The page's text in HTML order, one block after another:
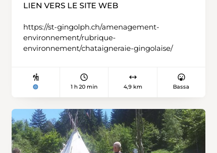
LIEN VERS LE SITE WEB
https://st-gingolph.ch/amenagement-
environnement/rubrique-
environnement/chataigneraie-gingolaise/
1 h 20 min 4,9 km Bassa